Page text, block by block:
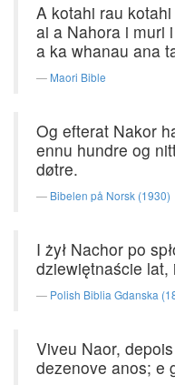
A kotahi rau
ai a Nahora i muri
a ka whanau ana
Maori Bible
Og efterat Nakor
ennu hundre og
døtre.
Bibelen på Norsk (1930)
I żył Nachor po
dziewiętnaście lat,
Polish Biblia Gdanska
Viveu Naor,
dezenove anos; e